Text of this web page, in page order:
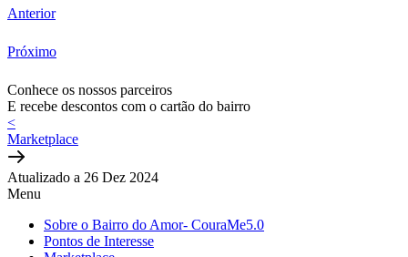
Anterior
Próximo
Conhece os nossos parceiros
E recebe descontos com o cartão do bairro
<
Marketplace
Atualizado a 26 Dez 2024
Menu
Sobre o Bairro do Amor- CouraMe5.0
Pontos de Interesse